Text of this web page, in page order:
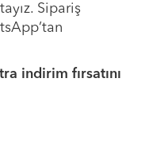
Sipariş
indirim fırsatını